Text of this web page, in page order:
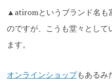
▲atiromというブランド名も
のですが、こうも堂々として
ます。
オンラインショップもあるみ